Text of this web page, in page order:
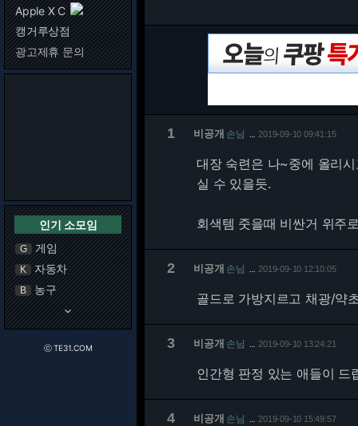
Apple X C
캥거루상점
광고제휴 문의
인기 소모임
G 게임
K 자동차
B 농구
keyboard_arrow_down
ⓒ TE31.COM
1 비공개 손님 2019-09-10 09:41:15
대장 숙련은 나~중에 올리
실 수 있을듯.
회색템 줏을때 비싼거 위주
2 비공개 손님 2019-09-10 12:10:05
골드로 가방지르고 채광/약
3 비공개 손님 2019-09-10 13:24:21
인간형 판정 있는 애들이 드
4 비공개 손님 2019-09-10 15:49:57